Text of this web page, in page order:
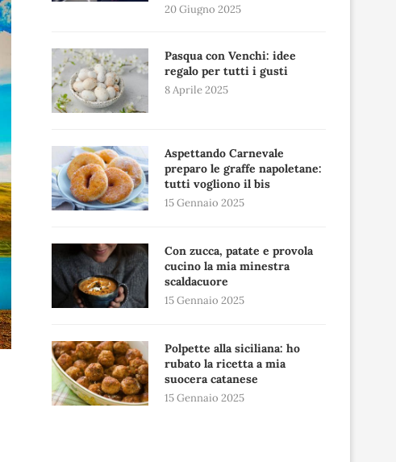
20 Giugno 2025
Pasqua con Venchi: idee
regalo per tutti i gusti
8 Aprile 2025
Aspettando Carnevale
preparo le graffe napoletane:
tutti vogliono il bis
15 Gennaio 2025
Con zucca, patate e provola
cucino la mia minestra
scaldacuore
15 Gennaio 2025
Polpette alla siciliana: ho
rubato la ricetta a mia
suocera catanese
15 Gennaio 2025